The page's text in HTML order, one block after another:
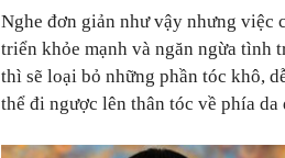
Nghe đơn giản như vậy nhưng việc
triển khỏe mạnh và ngăn ngừa tình
thì sẽ loại bỏ những phần tóc khô,
thể đi ngược lên thân tóc về phía